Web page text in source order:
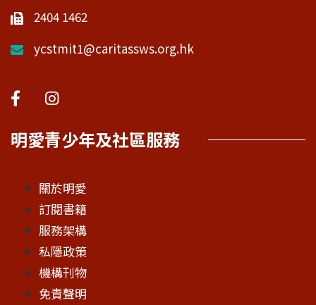
2404 1462
ycstmit1@caritassws.org.hk
明愛青少年及社區服務
關於明愛
訂閱書籍
服務架構
私隱政策
機構刊物
免責聲明